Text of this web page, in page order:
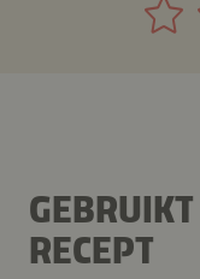
RECEPT